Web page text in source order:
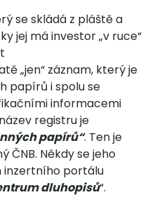
se skládá z pláště a
jej má investor „v ruce“
„jen“ záznam, který je
papírů i spolu se
informacemi
registru je
papírů“. Ten je
ČNB. Někdy se jeho
inzertního portálu
dluhopisů“.